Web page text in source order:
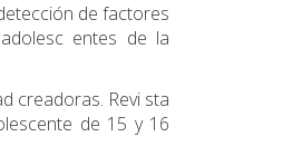
de factores
entes de la
creadoras. Revi sta
de 15 y 16